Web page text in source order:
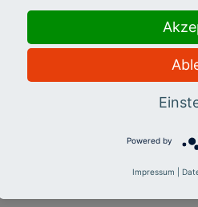
Millionen
Powered by
Impressum